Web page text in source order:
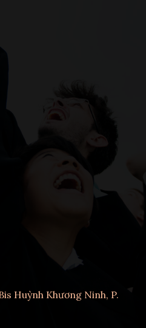
Huỳnh Khương Ninh, P.